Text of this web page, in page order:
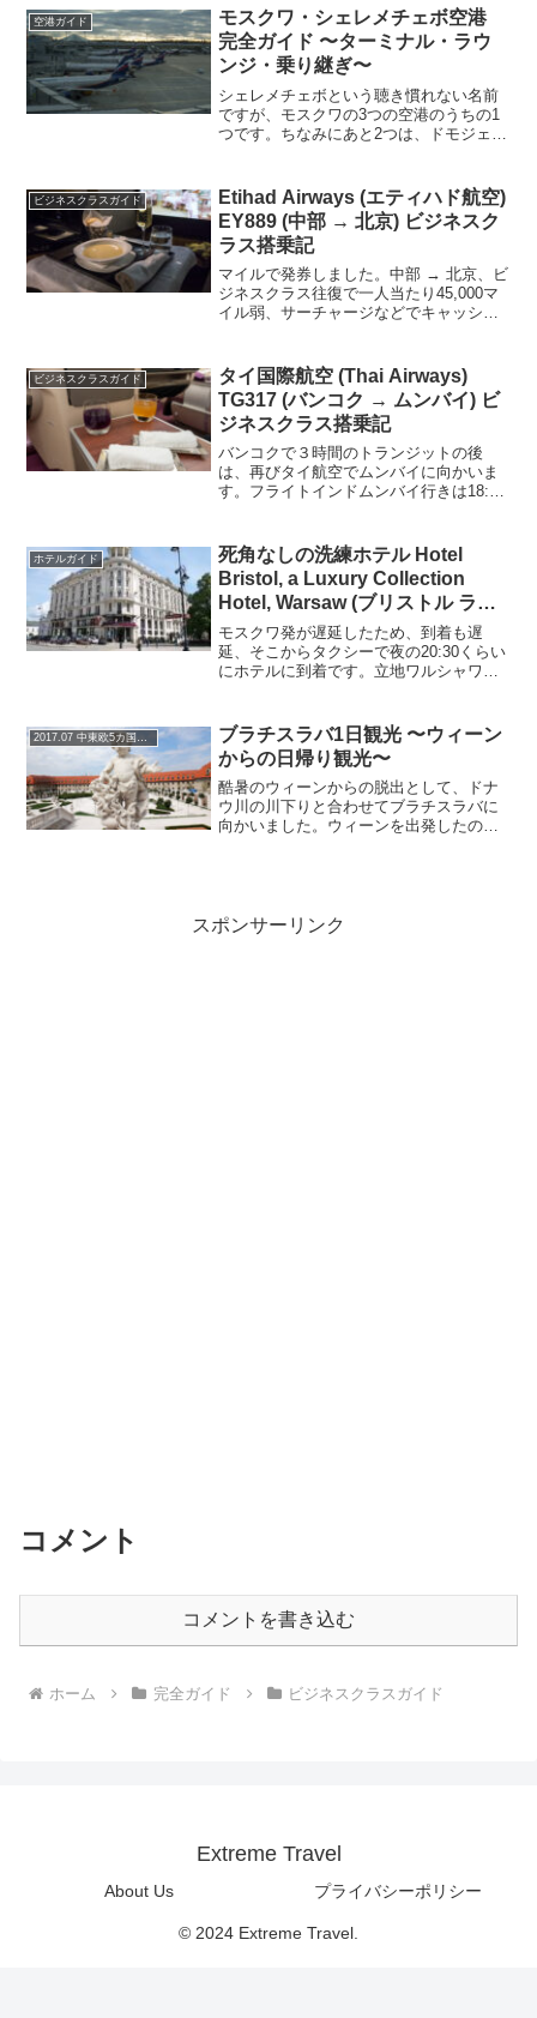
す。地下鉄を降りて、徒歩10分、修道院
見学に40分、裏手にある湖...
空港ガイド
モスクワ・シェレメチェボ空港
完全ガイド 〜ターミナル・ラウ
ンジ・乗り継ぎ〜
シェレメチェボという聴き慣れない名前
ですが、モスクワの3つの空港のうちの1
つです。ちなみにあと2つは、ドモジェド
シア随一の航空会社であるアエロフロー
ト＆アエロフロートの...
ビジネスクラスガイド
Etihad Airways (エティハド航空)
EY889 (中部 → 北京) ビジネスク
ラス搭乗記
マイルで発券しました。中部 → 北京、ビ
ジネスクラス往復で一人当たり45,000マ
イル弱、サーチャージなどでキャッシュ
どたまっていませんでしたししょうがな
いです。...
ビジネスクラスガイド
タイ国際航空 (Thai Airways)
TG317 (バンコク → ムンバイ) ビ
ジネスクラス搭乗記
バンコクで３時間のトランジットの後
は、再びタイ航空でムンバイに向かいま
す。フライトインドムンバイ行きは18:55
日本とインドは、3時間30分の時差があ
り、日本時間...
ホテルガイド
死角なしの洗練ホテル Hotel
Bristol, a Luxury Collection
Hotel, Warsaw (ブリストル ラグ
ジュアリーコレクション ワルシ
ャワ)
モスクワ発が遅延したため、到着も遅
延、そこからタクシーで夜の20:30くらい
にホテルに到着です。立地ワルシャワは2
ど主要な観光スポットが点在するクラク
フ郊外通り沿いの...
ブラチスラバ1日観光 〜ウィーン
からの日帰り観光〜
酷暑のウィーンからの脱出として、ドナ
ウ川の川下りと合わせてブラチスラバに
向かいました。ウィーンを出発したのが
スポンサーリンク
コメント
コメントを書き込む
ホーム 完全ガイド ビジネスクラスガイド
Extreme Travel
About Us プライバシーポリシー
© 2024 Extreme Travel.